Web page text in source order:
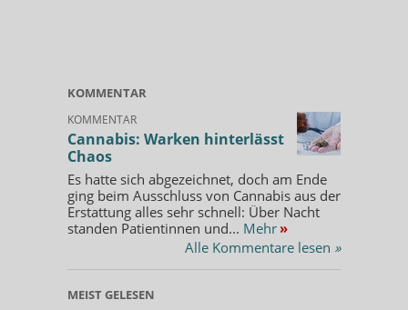
KOMMENTAR
KOMMENTAR
Cannabis: Warken hinterlässt
Chaos
Es hatte sich abgezeichnet, doch am Ende
ging beim Ausschluss von Cannabis aus der
Erstattung alles sehr schnell: Über Nacht
standen Patientinnen und... Mehr »
Alle Kommentare lesen »
MEIST GELESEN